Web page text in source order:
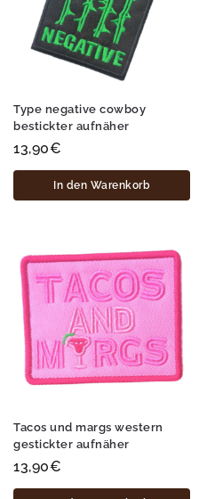
Type negative cowboy
bestickter aufnäher
13,90€
In den Warenkorb
Tacos und margs western
gestickter aufnäher
13,90€